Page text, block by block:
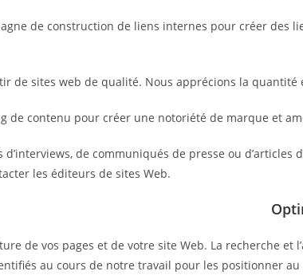
de construction de liens internes pour créer
de sites web de qualité. Nous apprécions la
de contenu pour créer une notoriété de marque et
de communiqués de presse ou
les éditeurs de sites Web.
de vos pages et de votre site Web. La recherche
au cours de notre travail pour les positionner au